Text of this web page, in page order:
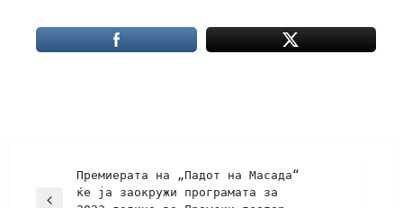
Премиерата на „Падот на Масада“
ќе ја заокружи програмата за